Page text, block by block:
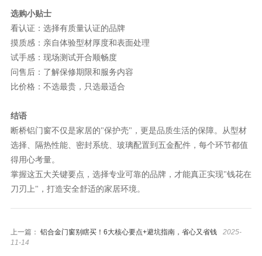
选购小贴士
看认证：选择有质量认证的品牌
摸质感：亲自体验型材厚度和表面处理
试手感：现场测试开合顺畅度
问售后：了解保修期限和服务内容
比价格：不选最贵，只选最适合
结语
断桥铝门窗不仅是家居的"保护壳"，更是品质生活的保障。从型材
选择、隔热性能、密封系统、玻璃配置到五金配件，每个环节都值
得用心考量。
掌握这五大关键要点，选择专业可靠的品牌，才能真正实现"钱花在
刀刃上"，打造安全舒适的家居环境。
上一篇： 铝合金门窗别瞎买！6大核心要点+避坑指南，省心又省钱
2025-
11-14